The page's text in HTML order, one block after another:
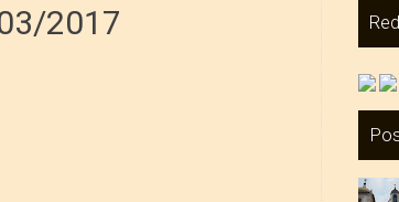
2017